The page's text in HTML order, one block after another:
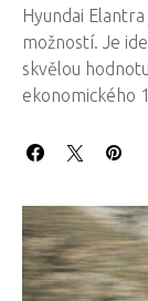
Hyundai
možností. Je
skvělou
ekonomického